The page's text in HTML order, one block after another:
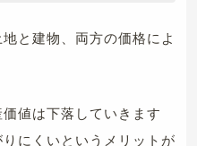
と建物、両方の価格によ
値は下落していきます
にくいというメリットが